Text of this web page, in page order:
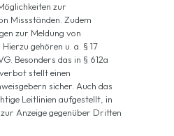
zur
Missständen. Zudem
zur Meldung von
gehören u. a. § 17
Besonders das in § 612a
stellt einen
sicher. Auch das
Leitlinien aufgestellt, in
Anzeige gegenüber Dritten